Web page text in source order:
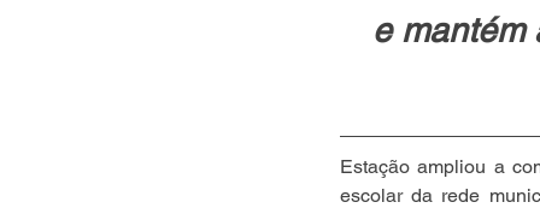
e mantém
Estação ampliou a
escolar da rede